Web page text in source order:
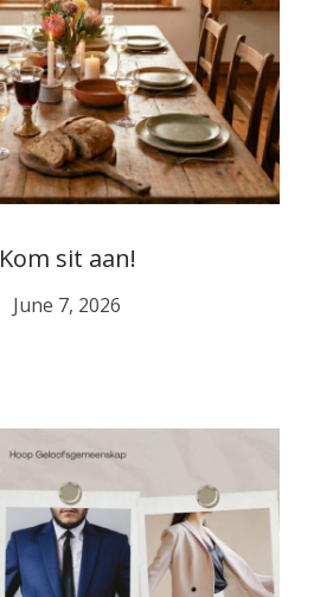
Kom sit aan!
June 7, 2026